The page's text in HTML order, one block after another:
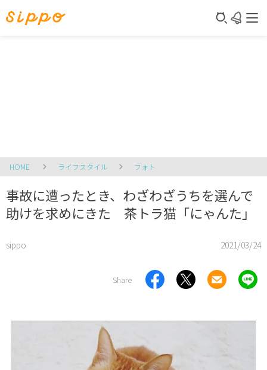
HOME ライフスタイル フォト
事故に遭ったとき、わざわざうちを選んで
助けを求めにきた 茶トラ猫「にゃんた」
sippo 2021/03/24
Share